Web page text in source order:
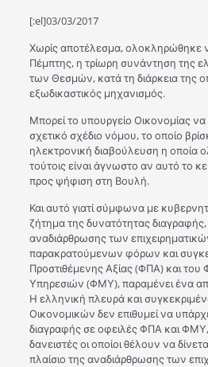
[:el]03/03/2017
Χωρίς αποτέλεσμα, ολοκληρώθηκε
Πέμπτης, η τρίωρη συνάντηση της
των Θεσμών, κατά τη διάρκεια της
εξωδικαστικός μηχανισμός.
Μπορεί το υπουργείο Οικονομίας να
σχετικό σχέδιο νόμου, το οποίο
ηλεκτρονική διαβούλευση η οποία
τούτοις είναι άγνωστο αν αυτό το
προς ψήφιση στη Βουλή.
Και αυτό γιατί σύμφωνα με
ζήτημα της δυνατότητας διαγραφής,
αναδιάρθρωσης των
παρακρατούμενων φόρων και
Προστιθέμενης Αξίας (ΦΠΑ) και
Υπηρεσιών (ΦΜΥ), παραμένει ένα
Η ελληνική πλευρά και
Οικονομικών δεν επιθυμεί να
διαγραφής σε οφειλές ΦΠΑ και ΦΜΥ,
δανειστές οι οποίοι θέλουν να
πλαίσιο της αναδιάρθρωσης των